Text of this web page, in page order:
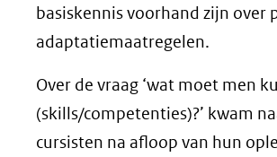
basiskennis voorhand zijn over
adaptatiemaatregelen.
Over de vraag ‘wat moet men
(skills/competenties)?’ kwam
cursisten na afloop van hun